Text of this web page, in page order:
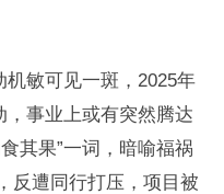
机敏可见一斑，2025年
，事业上或有突然腾达
其果”一词，暗喻福祸
遭同行打压，项目被